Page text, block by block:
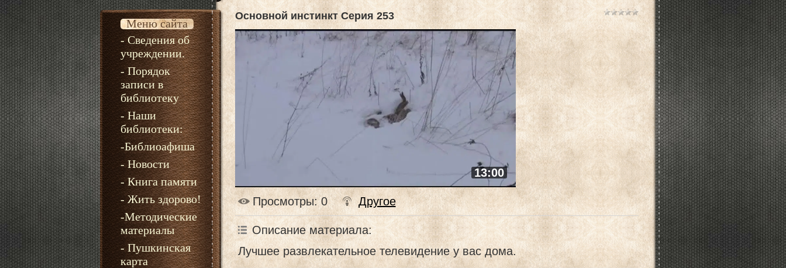
Меню сайта
- Сведения об
учреждении.
- Порядок
записи в
библиотеку
- Наши
библиотеки:
-Библиоафиша
- Новости
- Книга памяти
- Жить здорово!
-Методические
материалы
- Пушкинская
карта
Основной инстинкт Серия 253
13:00
Просмотры: 0 Другое
Описание материала:
Лучшее развлекательное телевидение у вас дома.